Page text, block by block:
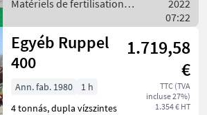
Matériels de fertilisation et
2022
07:22
Egyéb Ruppel
400
1.719,58
€
TTC (TVA
incluse 27%)
1.354 € HT
Ann. fab. 1980
1 h
4 tonnás, dupla vízszintes